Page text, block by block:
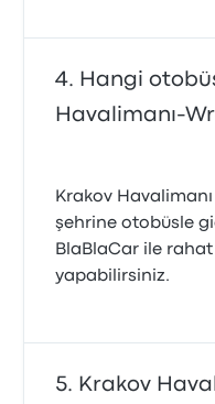
Hangi
Havalimanı-
Krakov
şehrine otobüsle
BlaBlaCar ile
yapabilirsiniz.
Krakov